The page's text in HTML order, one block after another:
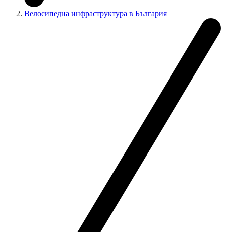
Велосипедна инфраструктура в България